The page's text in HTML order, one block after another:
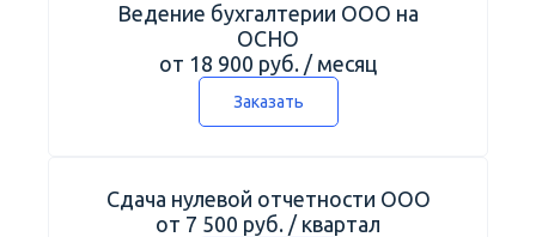
Ведение бухгалтерии ООО на
ОСНО
от 18 900 руб. / месяц
Заказать
Сдача нулевой отчетности ООО
от 7 500 руб. / квартал